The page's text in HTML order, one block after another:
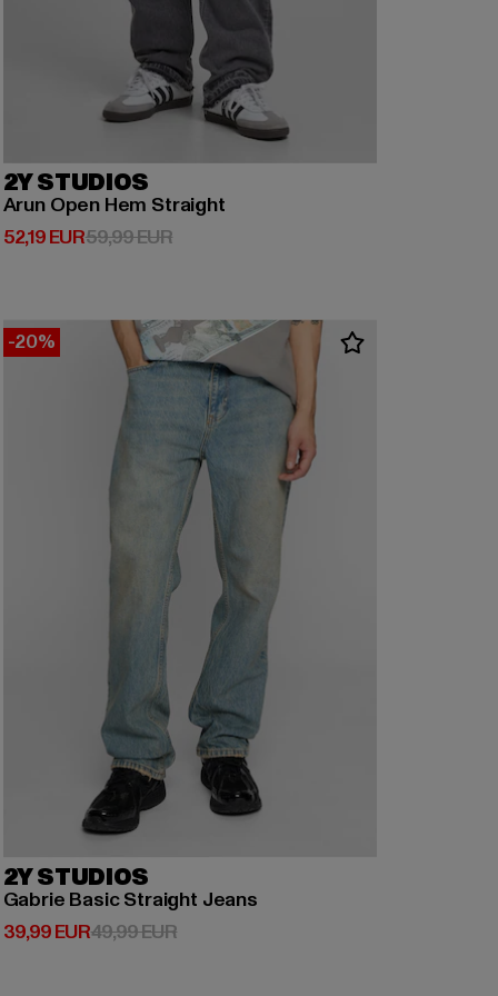
2Y STUDIOS
Arun Open Hem Straight
52,19 EUR
Derzeitiger Preis: 52,19 EUR
59,99 EURAktionspreis: 59,99 EUR
-20%
2Y STUDIOS
Gabrie Basic Straight Jeans
39,99 EUR
Derzeitiger Preis: 39,99 EUR
49,99 EURAktionspreis: 49,99 EUR